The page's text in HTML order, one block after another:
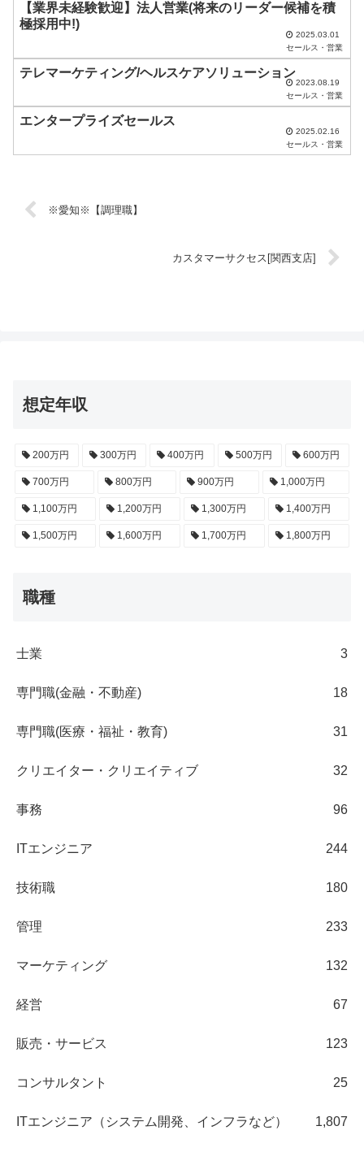
だ
い
【業界未経験歓迎】法人営業(将来のリーダー候補を積
極採用中!)
2025.03.01
セールス・営業
テレマーケティング/ヘルスケアソリューション
2023.08.19
セールス・営業
エンタープライズセールス
2025.02.16
セールス・営業
※愛知※【調理職】
カスタマーサクセス[関西支店]
想定年収
200万円 300万円 400万円 500万円 600万円
700万円 800万円 900万円 1,000万円
1,100万円 1,200万円 1,300万円 1,400万円
1,500万円 1,600万円 1,700万円 1,800万円
職種
士業 3
専門職(金融・不動産) 18
専門職(医療・福祉・教育) 31
クリエイター・クリエイティブ 32
事務 96
ITエンジニア 244
技術職 180
管理 233
マーケティング 132
経営 67
販売・サービス 123
コンサルタント 25
ITエンジニア（システム開発、インフラなど） 1,807